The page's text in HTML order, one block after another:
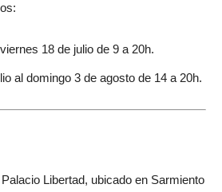
18 de julio de 9 a 20h.
al domingo 3 de agosto de 14 a 20h.
Libertad, ubicado en Sarmiento